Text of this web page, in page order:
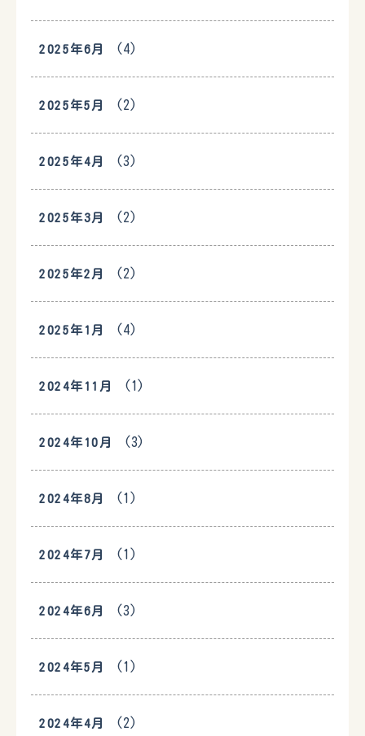
2025年6月 (4)
2025年5月 (2)
2025年4月 (3)
2025年3月 (2)
2025年2月 (2)
2025年1月 (4)
2024年11月 (1)
2024年10月 (3)
2024年8月 (1)
2024年7月 (1)
2024年6月 (3)
2024年5月 (1)
2024年4月 (2)